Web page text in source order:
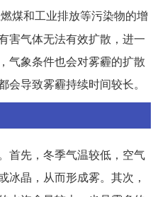
煤和工业排放等污染物的增
害气体无法有效扩散，进一
气象条件也会对雾霾的扩散
导致雾霾持续时间较长。
首先，冬季气温较低，空气
冰晶，从而形成雾。其次，